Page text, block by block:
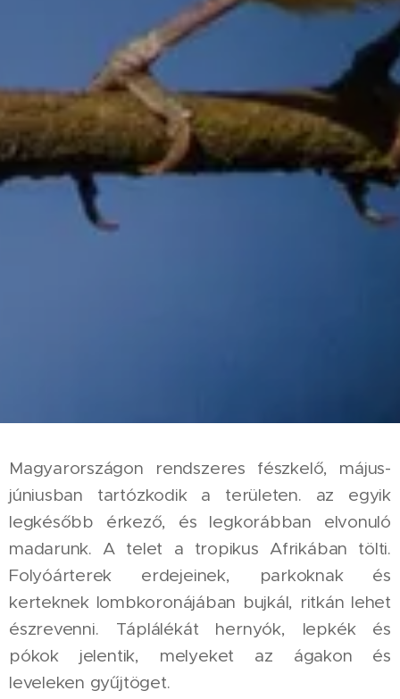
Magyarországon rendszeres fészkelő, május-
júniusban tartózkodik a területen. az egyik
legkésőbb érkező, és legkorábban elvonuló
madarunk. A telet a tropikus Afrikában tölti.
Folyóárterek erdejeinek, parkoknak és
kerteknek lombkoronájában bujkál, ritkán lehet
észrevenni. Táplálékát hernyók, lepkék és
pókok jelentik, melyeket az ágakon és
leveleken gyűjtöget.